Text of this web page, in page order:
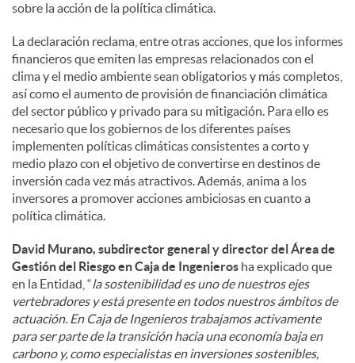
sobre la acción de la política climática.
La declaración reclama, entre otras acciones, que los informes
financieros que emiten las empresas relacionados con el
clima y el medio ambiente sean obligatorios y más completos,
así como el aumento de provisión de financiación climática
del sector público y privado para su mitigación. Para ello es
necesario que los gobiernos de los diferentes países
implementen políticas climáticas consistentes a corto y
medio plazo con el objetivo de convertirse en destinos de
inversión cada vez más atractivos. Además, anima a los
inversores a promover acciones ambiciosas en cuanto a
política climática.
David Murano, subdirector general y director del Área de
Gestión del Riesgo en Caja de Ingenieros ha explicado que
en la Entidad, “la sostenibilidad es uno de nuestros ejes
vertebradores y está presente en todos nuestros ámbitos de
actuación. En Caja de Ingenieros trabajamos activamente
para ser parte de la transición hacia una economía baja en
carbono y, como especialistas en inversiones sostenibles,